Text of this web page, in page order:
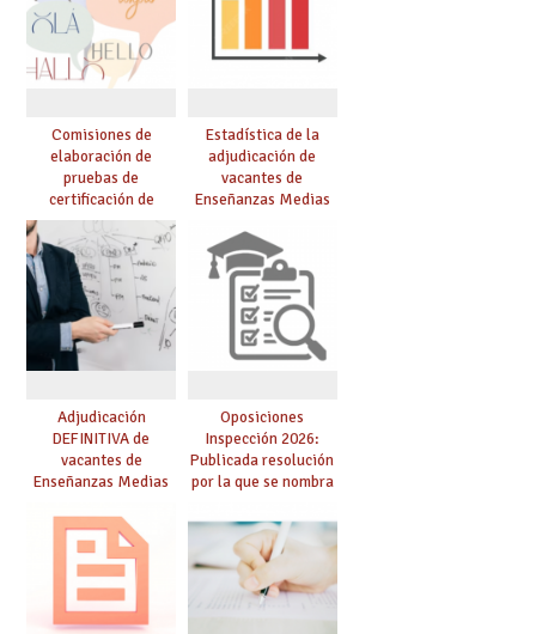
Comisiones de
elaboración de
pruebas de
certificación de
competencia
lingüística: publicada
resolución definitiva
Estadística de la
adjudicación de
vacantes de
Enseñanzas Medias
Adjudicación
DEFINITIVA de
vacantes de
Enseñanzas Medias
Oposiciones
Inspección 2026:
Publicada resolución
por la que se nombra
prácticas, se regulan
dichas prácticas y se
convoca acto público
de adjudicación